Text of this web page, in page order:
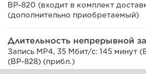
BP-820 (входит в комплект
(дополнительно приобретаемый)
Длительность непрерывной
Запись MP4, 35 Мбит/с: 145 минут
(BP-828) (прибл.)